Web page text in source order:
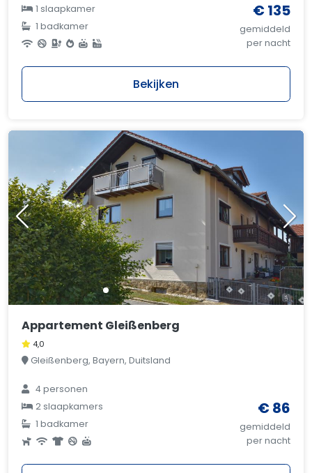
1 slaapkamer
1 badkamer
€ 135
gemiddeld
per nacht
Bekijken
Appartement Gleißenberg
4,0
Gleißenberg, Bayern, Duitsland
4 personen
2 slaapkamers
1 badkamer
€ 86
gemiddeld
per nacht